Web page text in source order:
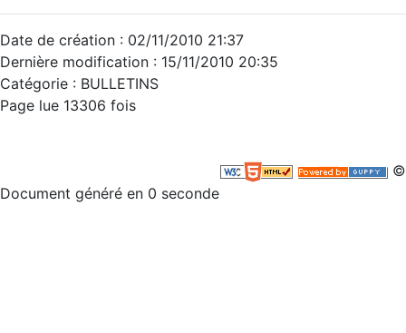
Date de création : 02/11/2010 21:37
Dernière modification : 15/11/2010 20:35
Catégorie : BULLETINS
Page lue 13306 fois
©
Document généré en 0 seconde